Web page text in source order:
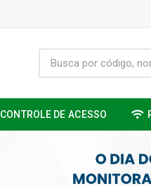
CONTROLE DE ACESSO